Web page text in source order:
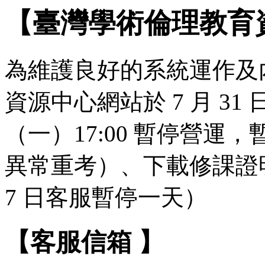
【臺灣學術倫理教
為維護良好的系統運作
資源中心網站於 7 月 31
（一）17:00 暫停營運
異常重考）、下載修課
7 日客服暫停一天）
【客服信箱 】